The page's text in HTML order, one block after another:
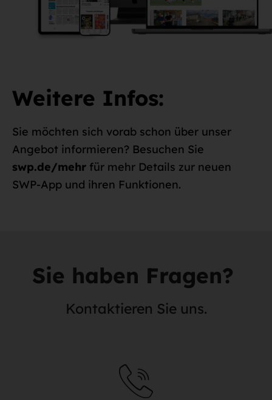
Weitere Infos:
Sie möchten sich vorab schon über unser
Angebot informieren? Besuchen Sie
swp.de/mehr für mehr Details zur neuen
SWP-App und ihren Funktionen.
Sie haben Fragen?
Kontaktieren Sie uns.